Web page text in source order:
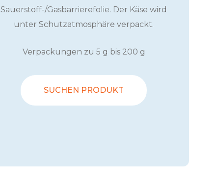
Sauerstoff-/Gasbarrierefolie. Der Käse wird
unter Schutzatmosphäre verpackt.
Verpackungen zu 5 g bis 200 g
SUCHEN PRODUKT